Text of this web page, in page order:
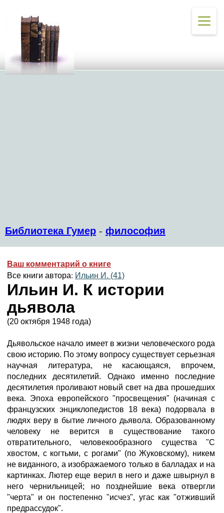
Библиотека Гумер - философия
Ваш комментарий о книге
Все книги автора: Ильин И. (41)
Ильин И. К истории
дьявола
(20 октября 1948 года)
Дьявольское начало имеет в жизни человеческого рода
свою историю. По этому вопросу существует серьезная
научная литература, не касающаяся, впрочем,
последних десятилетий. Однако именно последние
десятилетия проливают новый свет на два прошедших
века. Эпоха европейского "просвещения" (начиная с
французских энциклопедистов 18 века) подорвала в
людях веру в бытие личного дьявола. Образованному
человеку не верится в существование такого
отвратительного, человекообразного существа "С
хвостом, с когтьми, с рогами" (по Жуковскому), никем
не виданного, а изображаемого только в балладах и на
картинках. Лютер еще верил в него и даже швырнул в
него чернильницей; но позднейшие века отвергли
"черта" и он постепенно "исчез", угас как "отживший
предрассудок".